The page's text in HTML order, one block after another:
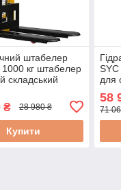
штабелер
кг штабелер
складський
₴ 28 980 ₴
Купити
для
58
71